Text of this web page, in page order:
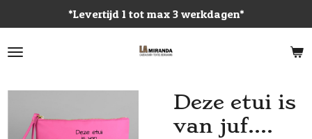
direct
naar
*Levertijd 1 tot max 3 werkdagen*
Deze etui is
van juf....